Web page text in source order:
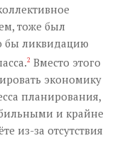
тоже был
бы ликвидацию
2 Вместо этого
экономику
планирования,
и крайне
из-за отсутствия